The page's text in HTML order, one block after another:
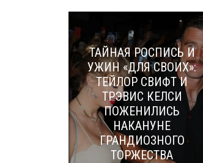
ТАЙНАЯ РОСПИСЬ И
УЖИН «ДЛЯ СВОИХ»:
ТЕЙЛОР СВИФТ И
ТРЭВИС КЕЛСИ
ПОЖЕНИЛИСЬ
НАКАНУНЕ
ГРАНДИОЗНОГО
ТОРЖЕСТВА